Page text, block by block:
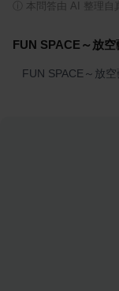
本問答由 AI 整理自
FUN SPACE～放
FUN SPACE～放